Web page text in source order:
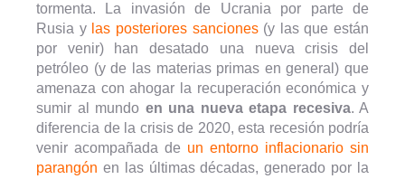
tormenta. La invasión de Ucrania por parte de
Rusia y las posteriores sanciones(y las que están
por venir) han desatado una nueva crisis del
petróleo (y de las materias primas en general) que
amenaza con ahogar la recuperación económica y
sumir al mundo en una nueva etapa recesiva. A
diferencia de la crisis de 2020, esta recesión podría
venir acompañada de un entorno inflacionario sin
parangón en las últimas décadas, generado por la